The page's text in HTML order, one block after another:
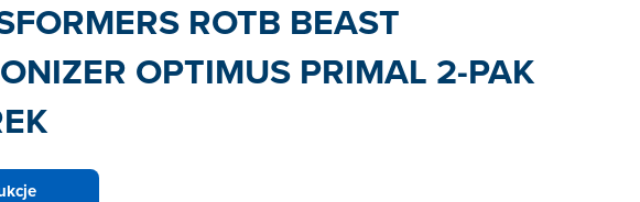
ROTB BEAST
OPTIMUS PRIMAL 2-PAK